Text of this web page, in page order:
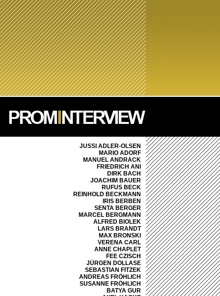
JUSSI ADLER-OLSEN
MARIO ADORF
MANUEL ANDRACK
FRIEDRICH ANI
DIRK BACH
JOACHIM BAUER
RUFUS BECK
REINHOLD BECKMANN
IRIS BERBEN
SENTA BERGER
MARCEL BERGMANN
ALFRED BIOLEK
LARS BRANDT
MAX BRONSKI
VERENA CARL
ANNE CHAPLET
FEE CZISCH
JÜRGEN DOLLASE
SEBASTIAN FITZEK
ANDREAS FRÖHLICH
SUSANNE FRÖHLICH
BATYA GUR